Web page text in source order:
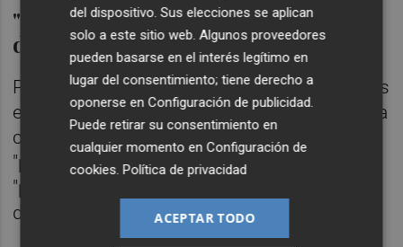
"La ultraderecha no respeta los
derechos"
Por su parte, la portavoz de Unidas Podemos
en materia de Sanidad,Rosa María Medel
, ha
criticado que esta ley esté siendo
"perseguida" por la ultraderecha porque su
"pensamiento totalitario no respeta de
derechos".
del dispositivo. Sus elecciones se aplican
solo a este sitio web. Algunos proveedores
pueden basarse en el interés legítimo en
lugar del consentimiento; tiene derecho a
oponerse enConfiguración de publicidad.
Puede retirar su consentimiento en
cualquier momento enConfiguración de
cookies.Política de privacidad
ACEPTAR TODO